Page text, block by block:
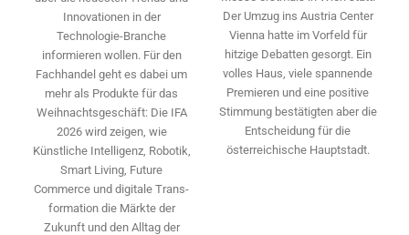
Innovationen in der
Technologie-­Branche
informieren wollen. Für den
Fachhandel geht es dabei um
mehr als Produkte für das
Weihnachtsgeschäft: Die IFA
2026 wird ­zeigen, wie
Künstliche Intelligenz, Robotik,
Smart Living, Future
Commerce und digitale Trans­
formation die Märkte der
Zukunft und den Alltag der
Der Umzug ins Austria Center
Vienna hatte im Vorfeld für
hitzige Debatten gesorgt. Ein
volles Haus, viele spannende
Premieren und eine positive
Stimmung bestätigten aber die
Entscheidung für die
österreichische Hauptstadt.